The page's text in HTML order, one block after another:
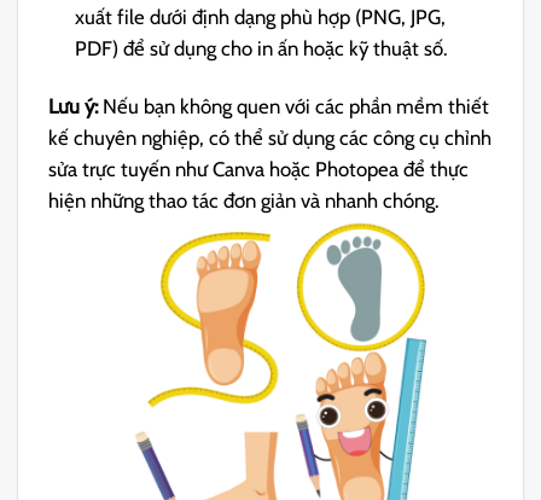
xuất file dưới định dạng phù hợp (PNG, JPG,
PDF) để sử dụng cho in ấn hoặc kỹ thuật số.
Lưu ý:Nếu bạn không quen với các phần mềm thiết
kế chuyên nghiệp, có thể sử dụng các công cụ chỉnh
sửa trực tuyến như Canva hoặc Photopea để thực
hiện những thao tác đơn giản và nhanh chóng.